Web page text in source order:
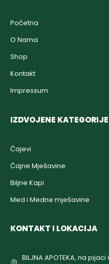
Početna
O Nama
Shop
Kontakt
Impressum
IZDVOJENE KATEGORIJE
Čajevi
Čajne Mješavine
Biljne Kapi
Med i Medne mješavine
KONTAKT I LOKACIJA
BILJNA APOTEKA, na